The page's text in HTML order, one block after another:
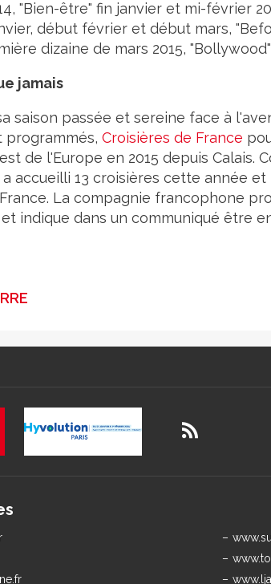
"Bien-être" fin janvier et mi-février
début février et début mars,
dizaine de mars 2015,
jamais
saison passée et sereine face à
programmés, Croisières de France
de l'Europe en 2015 depuis
a accueilli 13 croisières cette année
La compagnie francophone
indique dans un communiqué être